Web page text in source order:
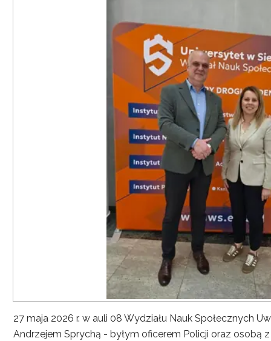
27 maja 2026 r. w auli 08 Wydziału Nauk Społecznych
Andrzejem Sprychą - byłym oficerem Policji oraz osobą